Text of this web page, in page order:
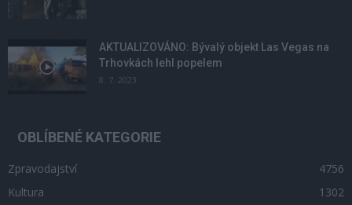
AKTUALIZOVÁNO: Bývalý objekt Las Vegas na
Trhovkách lehl popelem
8. 7. 2023
OBLÍBENÉ KATEGORIE
Zpravodajství
4756
Kultura
1302